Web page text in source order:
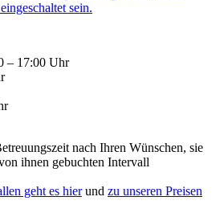
sein.
– 17:00 Uhr
nach Ihren Wünschen, sie
ihnen gebuchten Intervall
geht es hierund zu unseren Preisen